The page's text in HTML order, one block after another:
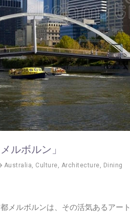
ルボルン」
Australia, Culture, Architecture, Dining
メルボルンは、その活気あるアー